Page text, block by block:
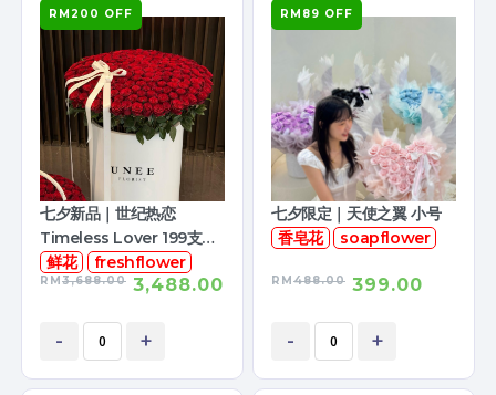
RM200 OFF
七夕新品｜世纪热恋
Timeless Lover 199支鲜
花鲜花 freshflower
RM3,688.00 3,488.00
- +
RM89 OFF
七夕限定｜天使之翼 小号
香皂花
soapflower
RM488.00 399.00
- +